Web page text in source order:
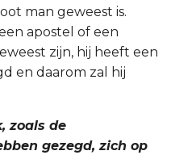
man geweest is.
apostel of een
zijn, hij heeft een
en daarom zal hij
zoals de
gezegd, zich op